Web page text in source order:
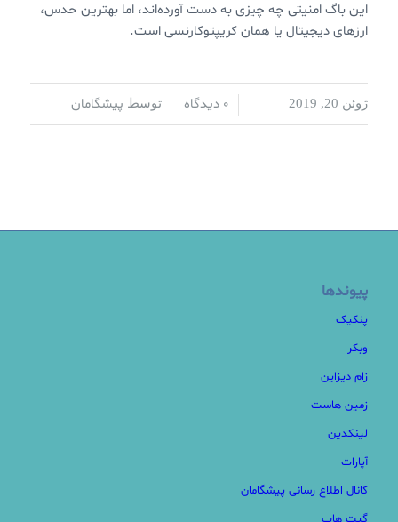
این باگ امنیتی چه چیزی به دست آورده‌اند، اما بهترین حدس،
ارزهای دیجیتال یا همان کریپتوکارنسی است.
ژوئن 20, 2019 / 0 دیدگاه/ توسط پیشگامان
پیوندها
پنکیک
وبکر
زام دیزاین
زمین هاست
لینکدین
آپارات
کانال اطلاع رسانی پیشگامان